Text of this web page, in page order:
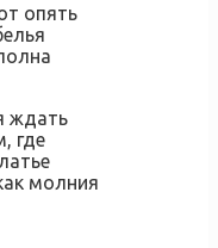
опять
ждать
где
молния